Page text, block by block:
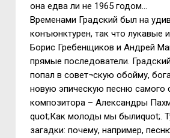
она едва ли не 1965 годом…
Временами Градский был на
конъюнктурен, так что лукавые
Борис Гребенщиков и Андрей
прямые последователи.
попал в совет¬скую обойму,
новую эпическую песню самого
композитора – Александры
quot;Как молоды мы былиquot;.
загадки: почему, например,